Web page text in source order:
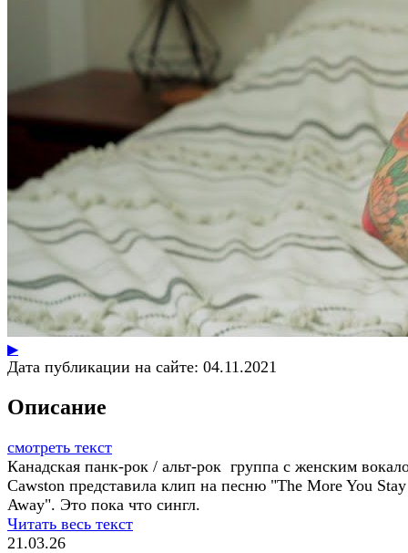
▶
Дата публикации на сайте: 04.11.2021
Описание
смотреть текст
Канадская панк-рок / альт-рок группа с женским
Cawston представила клип на песню "The More You Stay
Away". Это пока что сингл.
Читать весь текст
21.03.26